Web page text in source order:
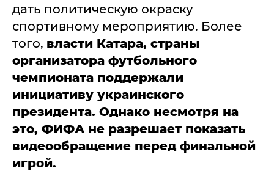
дать политическую окраску
спортивному мероприятию. Более
того, власти Катара, страны
организатора футбольного
чемпионата поддержали
инициативу украинского
президента. Однако несмотря на
это, ФИФА не разрешает показать
видеообращение перед финальной
игрой.